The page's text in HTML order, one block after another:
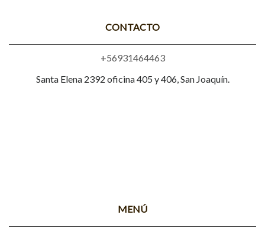
CONTACTO
+56931464463
Santa Elena 2392 oficina 405 y 406, San Joaquín.
MENÚ